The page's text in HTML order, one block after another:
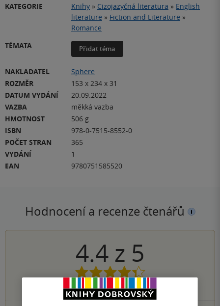
KATEGORIE Knihy » Cizojazyčná literatura » English
literature » Fiction and Literature »
Romance
TÉMATA
Přidat téma
NAKLADATEL
Sphere
ROZMĚR
153 x 234 x 31
DATUM VYDÁNÍ
20.09.2022
VAZBA
měkká vazba
HMOTNOST
506 g
ISBN
978-0-7515-8552-0
POČET STRAN
365
VYDÁNÍ
1
EAN
9780751585520
Hodnocení a recenze čtenářů
4.4 z 5
11hodnocení čtenářů